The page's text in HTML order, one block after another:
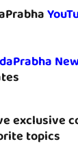
exclusive
topics